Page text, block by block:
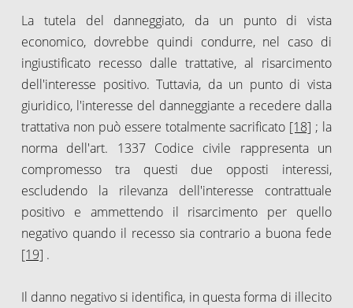
La tutela del danneggiato, da un punto di vista
economico, dovrebbe quindi condurre, nel caso di
ingiustificato recesso dalle trattative, al risarcimento
dell'interesse positivo. Tuttavia, da un punto di vista
giuridico, l'interesse del danneggiante a recedere dalla
trattativa non può essere totalmente sacrificato [18] ; la
norma dell'art. 1337 Codice civile rappresenta un
compromesso tra questi due opposti interessi,
escludendo la rilevanza dell'interesse contrattuale
positivo e ammettendo il risarcimento per quello
negativo quando il recesso sia contrario a buona fede
[19] .
Il danno negativo si identifica, in questa forma di illecito